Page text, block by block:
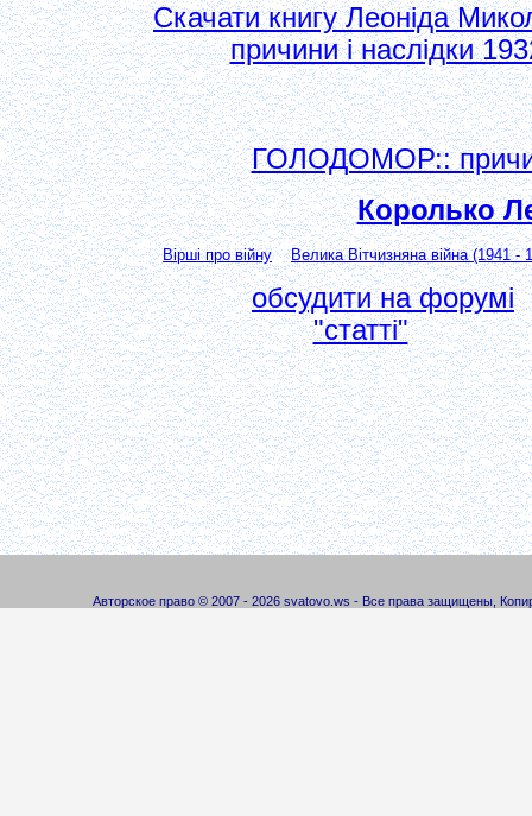
Скачати книгу Леоніда
причини і наслідки
ГОЛОДОМОР::
Королько
Вірші про війну Велика Вітчизняна війна (1941 -
обсудити на форумі
"статті"
Авторское право © 2007 - 2026 svatovo.ws - Все права защищены,